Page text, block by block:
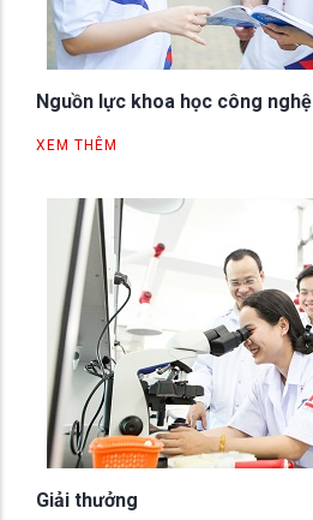
Nguồn lực khoa học công nghệ
XEM THÊM
Giải thưởng